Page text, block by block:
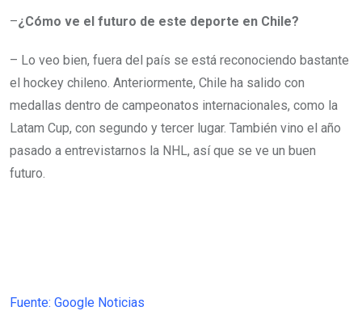
–¿Cómo ve el futuro de este deporte en Chile?
– Lo veo bien, fuera del país se está reconociendo bastante
el hockey chileno. Anteriormente, Chile ha salido con
medallas dentro de campeonatos internacionales, como la
Latam Cup, con segundo y tercer lugar. También vino el año
pasado a entrevistarnos la NHL, así que se ve un buen
futuro.
Fuente: Google Noticias